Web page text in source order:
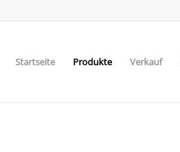
Startseite Produkte Verkauf